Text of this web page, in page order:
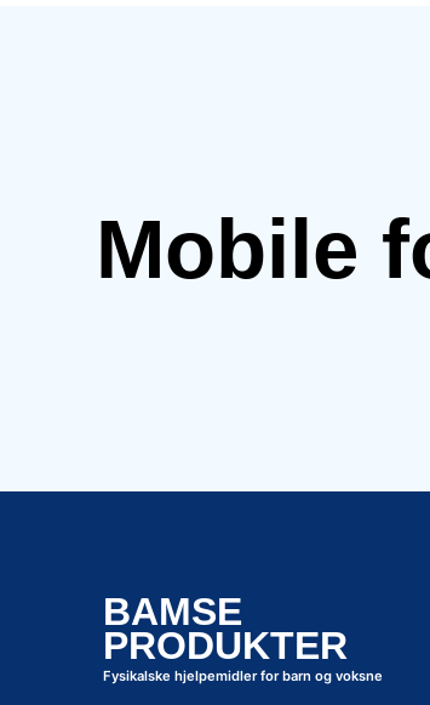
Mobile
BAMSE
PRODUKTER
Fysikalske hjelpemidler for barn og voksne